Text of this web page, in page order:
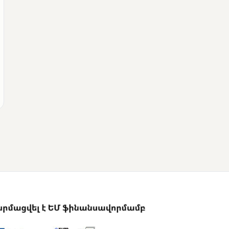
հաջողության